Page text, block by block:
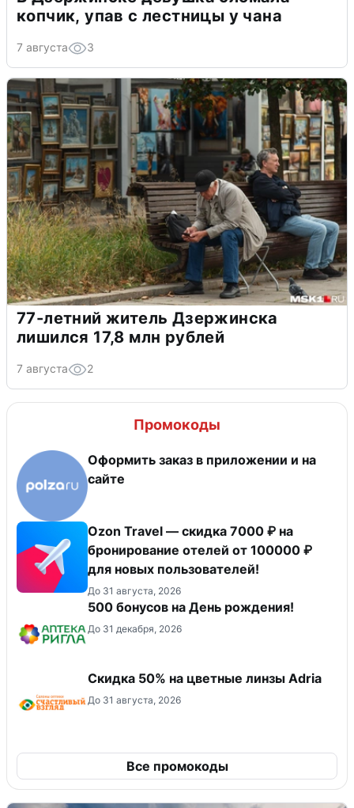
копчик, упав с лестницы у чана
7 августа 3
77-летний житель Дзержинска
лишился 17,8 млн рублей
7 августа 2
Промокоды
Оформить заказ в приложении и на
сайте
Ozon Travel — скидка 7000 ₽ на
бронирование отелей от 100000 ₽
для новых пользователей!
До 31 августа, 2026
500 бонусов на День рождения!
До 31 декабря, 2026
Скидка 50% на цветные линзы Adria
До 31 августа, 2026
Все промокоды